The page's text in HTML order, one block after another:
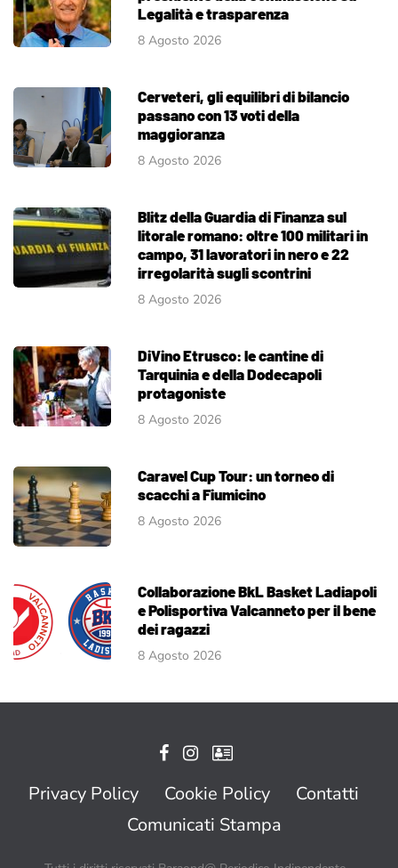
Legalità e trasparenza
8 Agosto 2026
Cerveteri, gli equilibri di bilancio
passano con 13 voti della
maggioranza
8 Agosto 2026
Blitz della Guardia di Finanza sul
litorale romano: oltre 100 militari in
campo, 31 lavoratori in nero e 22
irregolarità sugli scontrini
8 Agosto 2026
DiVino Etrusco: le cantine di
Tarquinia e della Dodecapoli
protagoniste
8 Agosto 2026
Caravel Cup Tour: un torneo di
scacchi a Fiumicino
8 Agosto 2026
Collaborazione BkL Basket Ladiapoli
e Polisportiva Valcanneto per il bene
dei ragazzi
8 Agosto 2026
Privacy Policy Cookie Policy
Contatti
Comunicati Stampa